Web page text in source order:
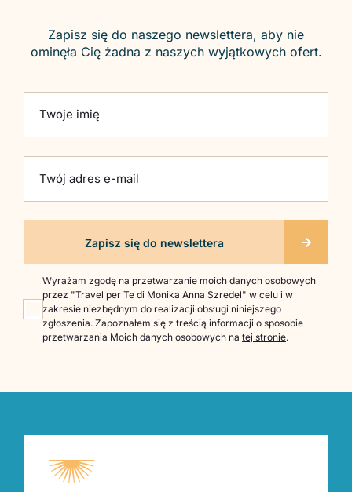
Zapisz się do naszego newslettera, aby nie
ominęła Cię żadna z naszych wyjątkowych ofert.
Twoje imię
Twój adres e-mail
Wyrażam zgodę na przetwarzanie moich danych osobowych
przez "Travel per Te di Monika Anna Szredel" w celu i w
zakresie niezbędnym do realizacji obsługi niniejszego
zgłoszenia. Zapoznałem się z treścią informacji o sposobie
przetwarzania Moich danych osobowych na tej stronie.